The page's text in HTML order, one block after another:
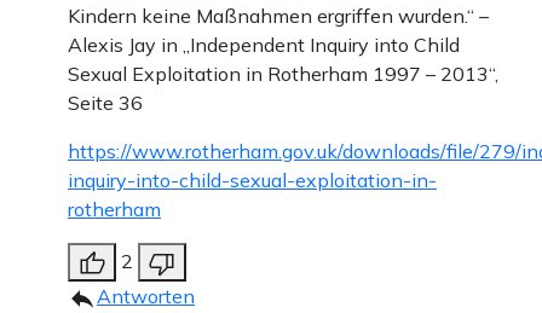
Kindern keine Maßnahmen ergriffen wurden.“ –
Alexis Jay in „Independent Inquiry into Child
Sexual Exploitation in Rotherham 1997 – 2013“,
Seite 36
https://www.rotherham.gov.uk/downloads/file/279/
inquiry-into-child-sexual-exploitation-in-
rotherham
2
Antworten